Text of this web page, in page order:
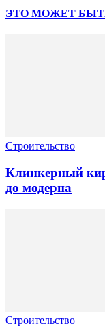
ЭТО МОЖЕТ
Строительство
Клинкерный
до модерна
Строительство